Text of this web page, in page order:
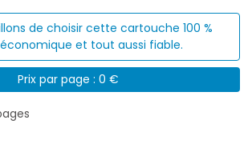
de choisir cette cartouche 100 %
et tout aussi fiable.
Prix par page : 0 €